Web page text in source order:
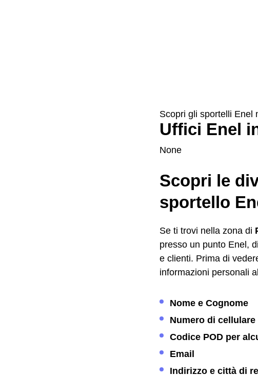
Scopri gli sportelli Enel
Uffici Enel
None
Scopri le
sportello
Se ti trovi nella zona di
presso un punto Enel,
e clienti. Prima di
informazioni personali
Nome e Cognome
Numero di cellulare
Codice POD per
Email
Indirizzo e città di